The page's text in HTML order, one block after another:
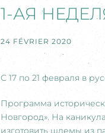
1-АЯ
24 FÉVRIER 2020
С 17 по 21 февраля в
Программа
Новгород». На
изготовить шлемы из